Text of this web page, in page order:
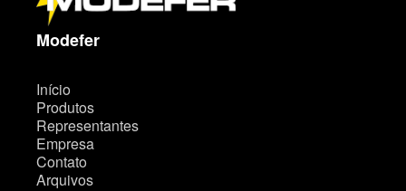
Modefer
Início
Produtos
Representantes
Empresa
Contato
Arquivos